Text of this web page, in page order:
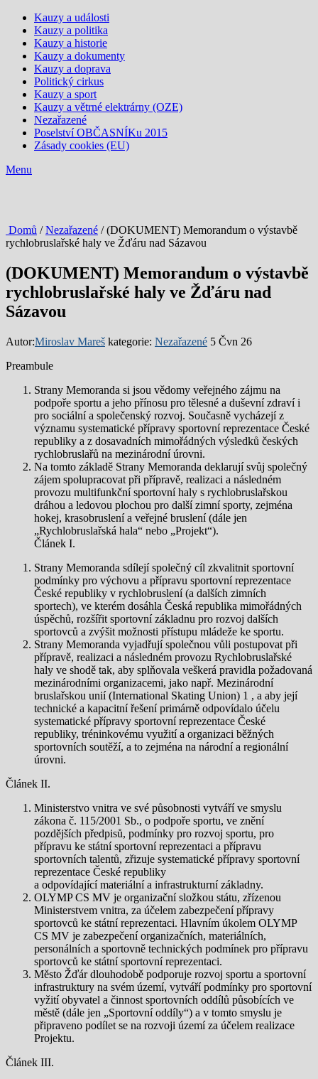
Kauzy a události
Kauzy a politika
Kauzy a historie
Kauzy a dokumenty
Kauzy a doprava
Politický cirkus
Kauzy a sport
Kauzy a větrné elektrárny (OZE)
Nezařazené
Poselství OBČASNÍKu 2015
Zásady cookies (EU)
Menu
Domů /Nezařazené / (DOKUMENT) Memorandum o výstavbě
rychlobruslařské haly ve Žďáru nad Sázavou
(DOKUMENT) Memorandum o výstavbě
rychlobruslařské haly ve Žďáru nad
Sázavou
Autor:Miroslav Mareš kategorie: Nezařazené 5 Čvn 26
Preambule
Strany Memoranda si jsou vědomy veřejného zájmu na
podpoře sportu a jeho přínosu pro tělesné a duševní zdraví i
pro sociální a společenský rozvoj. Současně vycházejí z
významu systematické přípravy sportovní reprezentace České
republiky a z dosavadních mimořádných výsledků českých
rychlobruslařů na mezinárodní úrovni.
Na tomto základě Strany Memoranda deklarují svůj společný
zájem spolupracovat při přípravě, realizaci a následném
provozu multifunkční sportovní haly s rychlobruslařskou
dráhou a ledovou plochou pro další zimní sporty, zejména
hokej, krasobruslení a veřejné bruslení (dále jen
„Rychlobruslařská hala“ nebo „Projekt“).
Článek I.
Strany Memoranda sdílejí společný cíl zkvalitnit sportovní
podmínky pro výchovu a přípravu sportovní reprezentace
České republiky v rychlobruslení (a dalších zimních
sportech), ve kterém dosáhla Česká republika mimořádných
úspěchů, rozšířit sportovní základnu pro rozvoj dalších
sportovců a zvýšit možnosti přístupu mládeže ke sportu.
Strany Memoranda vyjadřují společnou vůli postupovat při
přípravě, realizaci a následném provozu Rychlobruslařské
haly ve shodě tak, aby splňovala veškerá pravidla požadovaná
mezinárodními organizacemi, jako např. Mezinárodní
bruslařskou unií (International Skating Union) 1 , a aby její
technické a kapacitní řešení primárně odpovídalo účelu
systematické přípravy sportovní reprezentace České
republiky, tréninkovému využití a organizaci běžných
sportovních soutěží, a to zejména na národní a regionální
úrovni.
Článek II.
Ministerstvo vnitra ve své působnosti vytváří ve smyslu
zákona č. 115/2001 Sb., o podpoře sportu, ve znění
pozdějších předpisů, podmínky pro rozvoj sportu, pro
přípravu ke státní sportovní reprezentaci a přípravu
sportovních talentů, zřizuje systematické přípravy sportovní
reprezentace České republiky
a odpovídající materiální a infrastrukturní základny.
OLYMP CS MV je organizační složkou státu, zřízenou
Ministerstvem vnitra, za účelem zabezpečení přípravy
sportovců ke státní reprezentaci. Hlavním úkolem OLYMP
CS MV je zabezpečení organizačních, materiálních,
personálních a sportovně technických podmínek pro přípravu
sportovců ke státní sportovní reprezentaci.
Město Žďár dlouhodobě podporuje rozvoj sportu a sportovní
infrastruktury na svém území, vytváří podmínky pro sportovní
vyžití obyvatel a činnost sportovních oddílů působících ve
městě (dále jen „Sportovní oddíly“) a v tomto smyslu je
připraveno podílet se na rozvoji území za účelem realizace
Projektu.
Článek III.